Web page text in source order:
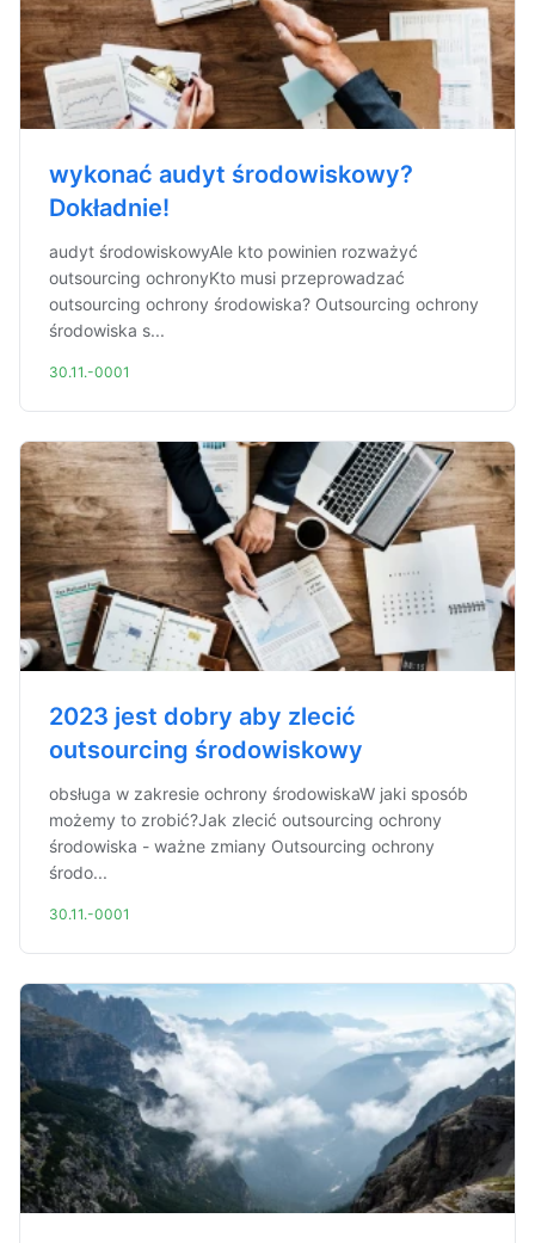
wykonać audyt środowiskowy?
Dokładnie!
audyt środowiskowyAle kto powinien rozważyć
outsourcing ochronyKto musi przeprowadzać
outsourcing ochrony środowiska? Outsourcing ochrony
środowiska s...
30.11.-0001
2023 jest dobry aby zlecić
outsourcing środowiskowy
obsługa w zakresie ochrony środowiskaW jaki sposób
możemy to zrobić?Jak zlecić outsourcing ochrony
środowiska - ważne zmiany Outsourcing ochrony
środo...
30.11.-0001